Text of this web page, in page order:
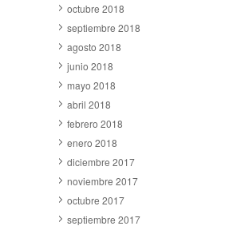
octubre 2018
septiembre 2018
agosto 2018
junio 2018
mayo 2018
abril 2018
febrero 2018
enero 2018
diciembre 2017
noviembre 2017
octubre 2017
septiembre 2017